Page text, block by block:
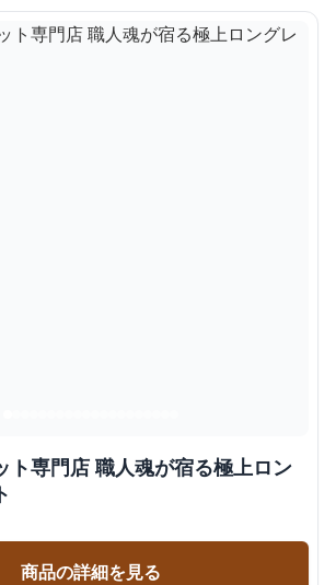
ト専門店 職人魂が宿る極上ロン
商品の詳細を見る